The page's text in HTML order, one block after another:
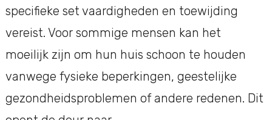
specifieke set vaardigheden en toewijding
vereist. Voor sommige mensen kan het
moeilijk zijn om hun huis schoon te houden
vanwege fysieke beperkingen, geestelijke
gezondheidsproblemen of andere redenen. Dit